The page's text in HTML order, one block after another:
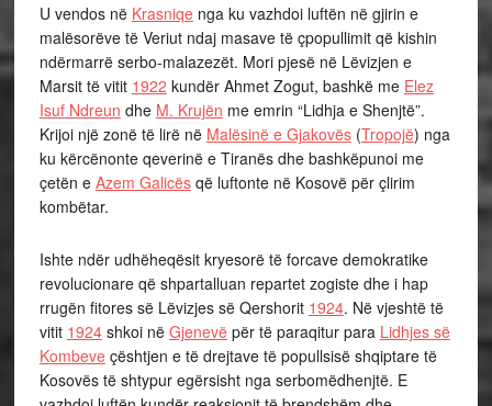
U vendos në Krasniqenga ku vazhdoi luftën në gjirin e
malësorëve të Veriut ndaj masave të çpopullimit që kishin
ndërmarrë serbo-malazezët. Mori pjesë në Lëvizjen e
Marsit të vitit 1922 kundër Ahmet Zogut, bashkë me Elez
Isuf Ndreun dhe M. Krujën me emrin “Lidhja e Shenjtë”.
Krijoi një zonë të lirë në Malësinë e Gjakovës(Tropojë) nga
ku kërcënonte qeverinë e Tiranës dhe bashkëpunoi me
çetën e Azem Galicësqë luftonte në Kosovë për çlirim
kombëtar.
Ishte ndër udhëheqësit kryesorë të forcave demokratike
revolucionare që shpartalluan repartet zogiste dhe i hap
rrugën fitores së Lëvizjes së Qershorit 1924. Në vjeshtë të
vitit 1924shkoi në Gjenevëpër të paraqitur para Lidhjes së
Kombeveçështjen e të drejtave të popullsisë shqiptare të
Kosovës të shtypur egërsisht nga serbomëdhenjtë. E